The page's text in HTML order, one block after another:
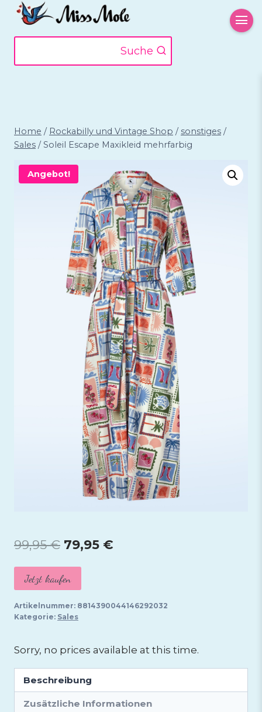
Zum
Inhalt
springen
Suche
Home / Rockabilly und Vintage Shop / sonstiges /
Sales / Soleil Escape Maxikleid mehrfarbig
Angebot!
99,95€ Ursprünglicher
Preis
war:
99,95 €
79,95 €
79,95 €.
Jetzt kaufen
Artikelnummer: 8814390044146292032
Kategorie: Sales
Sorry, no prices available at this time.
Beschreibung
Zusätzliche Informationen